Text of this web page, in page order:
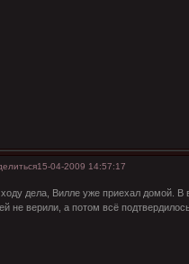
15-04-2009 14:57:17
дела, Вилле уже приехал домой. В
не верили, а потом всё